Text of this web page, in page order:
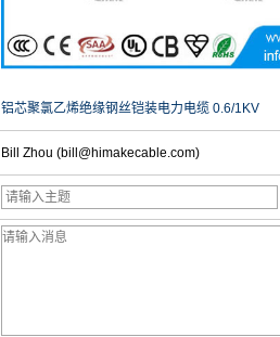
铝芯聚氯乙烯绝缘钢丝铠装电力电缆 0.6/1KV
Bill Zhou (bill@himakecable.com)